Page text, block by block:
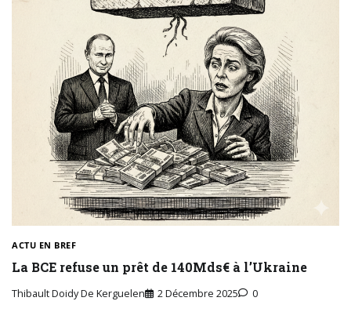
ACTU EN BREF
La BCE refuse un prêt de 140Mds€ à l’Ukraine
Thibault Doidy De Kerguelen 2 Décembre 2025 0